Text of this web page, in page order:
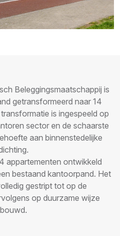
Beleggingsmaatschappij is
getransformeerd naar 14
is ingespeeld op
sector en de schaarste
aan binnenstedelijke
appartementen ontwikkeld
bestaand kantoorpand. Het
gestript tot op de
op duurzame wijze